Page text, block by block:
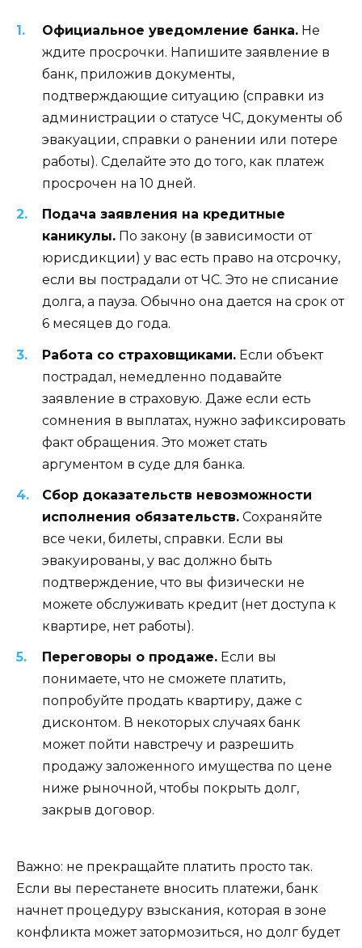
Официальное уведомление банка. Не
ждите просрочки. Напишите заявление в
банк, приложив документы,
подтверждающие ситуацию (справки из
администрации о статусе ЧС, документы об
эвакуации, справки о ранении или потере
работы). Сделайте это до того, как платеж
просрочен на 10 дней.
Подача заявления на кредитные
каникулы. По закону (в зависимости от
юрисдикции) у вас есть право на отсрочку,
если вы пострадали от ЧС. Это не списание
долга, а пауза. Обычно она дается на срок от
6 месяцев до года.
Работа со страховщиками. Если объект
пострадал, немедленно подавайте
заявление в страховую. Даже если есть
сомнения в выплатах, нужно зафиксировать
факт обращения. Это может стать
аргументом в суде для банка.
Сбор доказательств невозможности
исполнения обязательств. Сохраняйте
все чеки, билеты, справки. Если вы
эвакуированы, у вас должно быть
подтверждение, что вы физически не
можете обслуживать кредит (нет доступа к
квартире, нет работы).
Переговоры о продаже. Если вы
понимаете, что не сможете платить,
попробуйте продать квартиру, даже с
дисконтом. В некоторых случаях банк
может пойти навстречу и разрешить
продажу заложенного имущества по цене
ниже рыночной, чтобы покрыть долг,
закрыв договор.
Важно: не прекращайте платить просто так.
Если вы перестанете вносить платежи, банк
начнет процедуру взыскания, которая в зоне
конфликта может затормозиться, но долг будет